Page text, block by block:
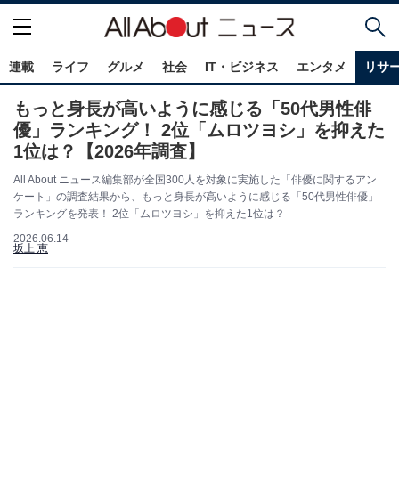
連載 ライフ グルメ 社会 IT・ビジネス エンタメ リサ
もっと身長が高いように感じる「50代男性俳
優」ランキング！ 2位「ムロツヨシ」を抑えた
1位は？【2026年調査】
All About ニュース編集部が全国300人を対象に実施した「俳優に関するアン
ケート」の調査結果から、もっと身長が高いように感じる「50代男性俳優」
ランキングを発表！ 2位「ムロツヨシ」を抑えた1位は？
2026.06.14
坂上 恵